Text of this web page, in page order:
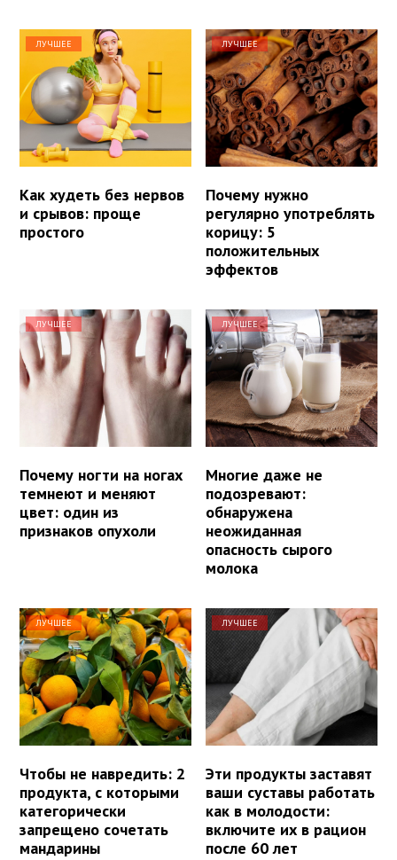
ЛУЧШЕЕ
Как худеть без нервов
и срывов: проще
простого
ЛУЧШЕЕ
Почему нужно
регулярно употреблять
корицу: 5
положительных
эффектов
ЛУЧШЕЕ
Почему ногти на ногах
темнеют и меняют
цвет: один из
признаков опухоли
ЛУЧШЕЕ
Многие даже не
подозревают:
обнаружена
неожиданная
опасность сырого
молока
ЛУЧШЕЕ
Чтобы не навредить: 2
продукта, с которыми
категорически
запрещено сочетать
мандарины
ЛУЧШЕЕ
Эти продукты заставят
ваши суставы работать
как в молодости:
включите их в рацион
после 60 лет